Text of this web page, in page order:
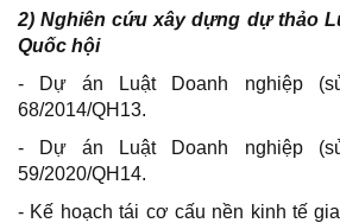
2) Nghiên cứu xây dựng dự thảo
Quốc hội
- Dự án Luật Doanh nghiệp
68/2014/QH13.
- Dự án Luật Doanh nghiệp
59/2020/QH14.
- Kế hoạch tái cơ cấu nền kinh tế